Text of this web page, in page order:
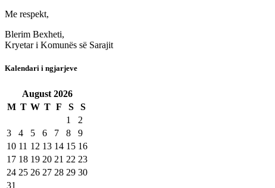
Me respekt,
Blerim Bexheti,
Kryetar i Komunës së Sarajit
Kalendari i ngjarjeve
August 2026
M T W T F S
S
1
2
3
4 5 6 7 8
9
10 11 12 13 14 15 16
17 18 19 20 21 22 23
24 25 26 27 28 29 30
31